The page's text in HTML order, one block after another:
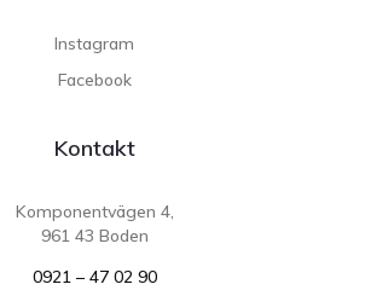
Instagram
Facebook
Kontakt
Komponentvägen 4,
961 43 Boden
0921 – 47 02 90